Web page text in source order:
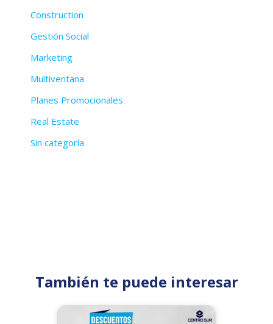
Construction
Gestión Social
Marketing
Multiventana
Planes Promocionales
Real Estate
Sin categoría
También te puede interesar